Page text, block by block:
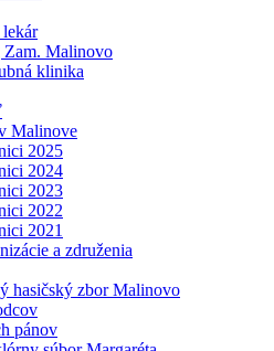
Zam. Malinovo
klinika
Malinove
2025
2024
2023
2022
2021
a združenia
hasičský zbor Malinovo
pánov